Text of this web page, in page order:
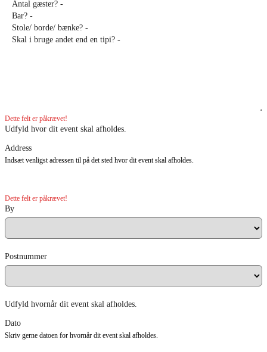
Dette felt er påkrævet!
Udfyld hvor dit event skal afholdes.
Address
Indsæt venligst adressen til på det sted hvor dit event skal afholdes.
Dette felt er påkrævet!
By
Postnummer
Udfyld hvornår dit event skal afholdes.
Dato
Skriv gerne datoen for hvornår dit event skal afholdes.